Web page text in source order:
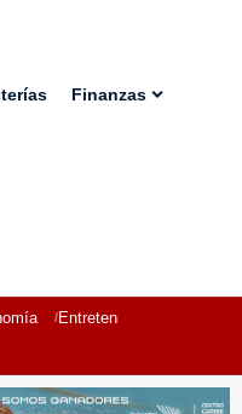
Finanzas
Entretenimiento